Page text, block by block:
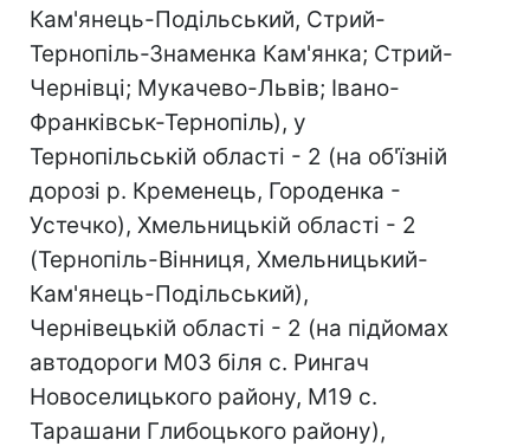
Кам'янець-Подільський, Стрий-
Тернопіль-Знаменка Кам'янка; Стрий-
Чернівці; Мукачево-Львів; Івано-
Франківськ-Тернопіль), у
Тернопільській області - 2 (на об'їзній
дорозі р. Кременець, Городенка -
Устечко), Хмельницькій області - 2
(Тернопіль-Вінниця, Хмельницький-
Кам'янець-Подільський),
Чернівецькій області - 2 (на підйомах
автодороги М03 біля с. Рингач
Новоселицького району, М19 с.
Тарашани Глибоцького району),